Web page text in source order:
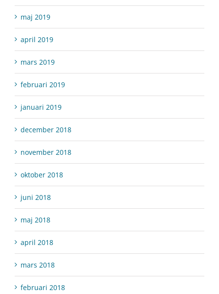
maj 2019
april 2019
mars 2019
februari 2019
januari 2019
december 2018
november 2018
oktober 2018
juni 2018
maj 2018
april 2018
mars 2018
februari 2018